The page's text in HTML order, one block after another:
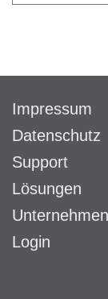
Impressum
Datenschutz
Support
Lösungen
Unternehmen
Login